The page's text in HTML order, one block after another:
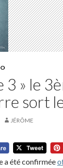
3 » le
sort
JÉRÔME
a été confirmée